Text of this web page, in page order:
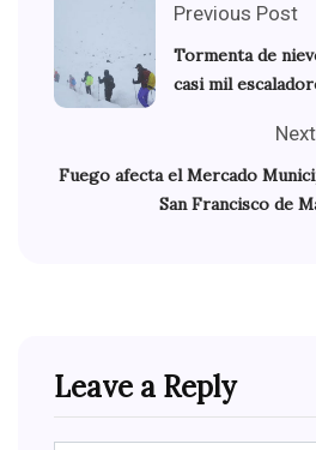
Previous Post
Tormenta de
casi mil
Fuego afecta el Mercado
San Francisco de
Leave a Reply